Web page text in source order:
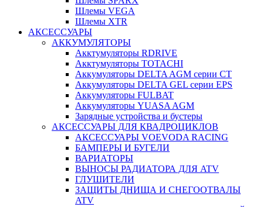
Шлемы VEGA
Шлемы XTR
АКСЕССУАРЫ
АККУМУЛЯТОРЫ
Акктумуляторы RDRIVE
Акктумуляторы TOTACHI
Аккумуляторы DELTA AGM серии CT
Аккумуляторы DELTA GEL серии EPS
Аккумуляторы FULBAT
Аккумуляторы YUASA AGM
Зарядные устройства и бустеры
АКСЕССУАРЫ ДЛЯ КВАДРОЦИКЛОВ
АКСЕССУАРЫ VOEVODA RACING
БАМПЕРЫ И БУГЕЛИ
ВАРИАТОРЫ
ВЫНОСЫ РАДИАТОРА ДЛЯ ATV
ГЛУШИТЕЛИ
ЗАЩИТЫ ДНИЩА И СНЕГООТВАЛЫ
ATV